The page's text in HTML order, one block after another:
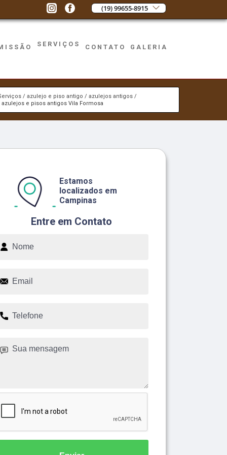
(19) 99655-8915
SERVIÇOS CONTATO GALERIA
azulejo e piso antigo
azulejos antigos
azulejos e pisos antigos Vila Formosa
Entre em Contato
Estamos
localizados em
Campinas